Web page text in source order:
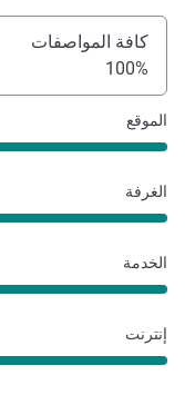
كافة المواصفات
100%
الموقع
الغرفة
الخدمة
إنترنت